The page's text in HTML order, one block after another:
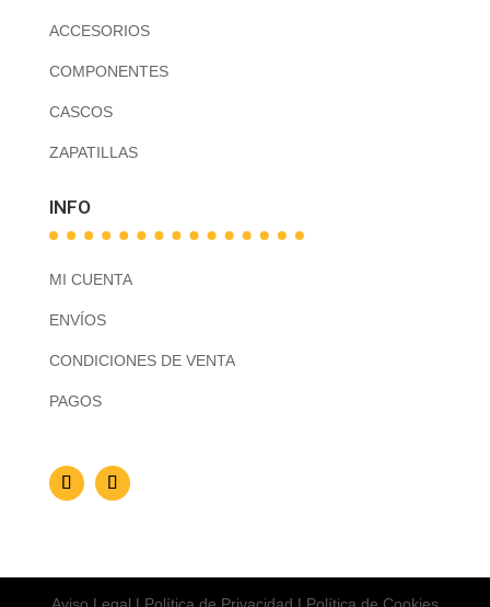
ACCESORIOS
COMPONENTES
CASCOS
ZAPATILLAS
INFO
MI CUENTA
ENVÍOS
CONDICIONES DE VENTA
PAGOS